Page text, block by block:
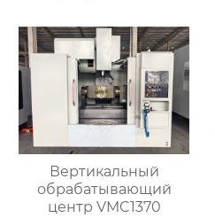
Вертикальный
обрабатывающий
центр VMC1370